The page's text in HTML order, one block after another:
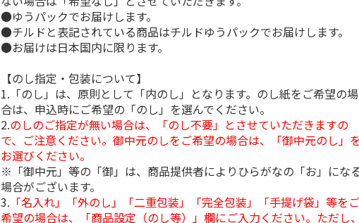
●ゆうパックでお届けします。
●チルドと表記されている商品はチルドゆうパックでお届けします。
●お届けは日本国内に限ります。
【のし指定・包装について】
1.「のし」は、原則として「内のし」となります。のし紙をご希望の場
合は、申込時にご希望の「のし」を選んでください。
2.のしのご指定が無い場合は、「のし不要」とさせていただきますの
で、ご注意ください。御中元のしをご希望の場合は、「御中元のし」を
お選びください。
※「御中元」等の「御」は、商品提供者によりひらがなの「お」にな
場合がございます。
3. 「名入れ」「外のし」「二重包装」「完全包装」「手提げ袋」等をご
希望の場合は、「商品設定（のし等）」欄にご入力ください。ただし、